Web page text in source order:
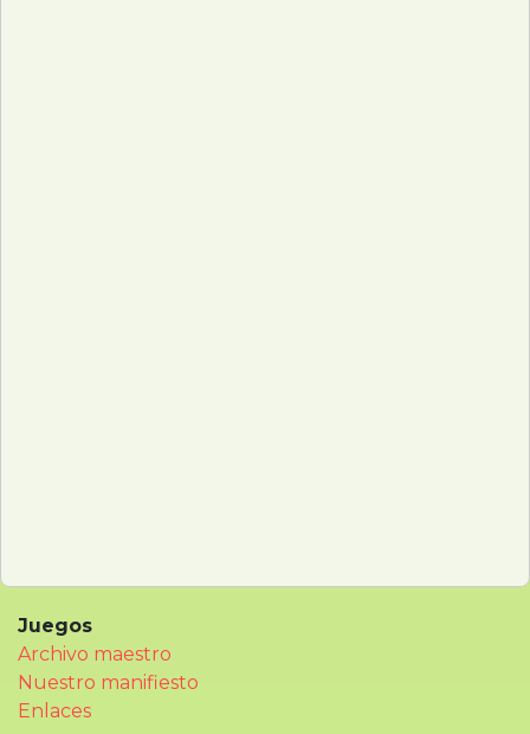
Juegos
Archivo maestro
Nuestro manifiesto
Enlaces